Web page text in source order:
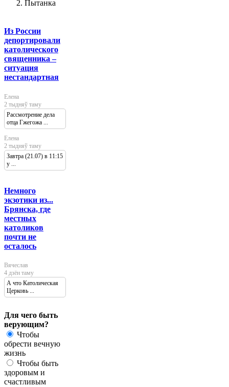
Пытанка
Из России
депортировали
католического
священника –
ситуация
нестандартная
Елена
2 тыдняў таму
Рассмотрение дела
отца Гжегожа ...
Елена
2 тыдняў таму
Завтра (21.07) в 11:15
у ...
Немного
экзотики из...
Брянска, где
местных
католиков
почти не
осталось
Вячеслав
4 дзён таму
А что Католическая
Церковь ...
Для чего быть
верующим?
Чтобы
обрести вечную
жизнь
Чтобы быть
здоровым и
счастливым